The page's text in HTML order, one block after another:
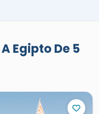
Egipto De 5